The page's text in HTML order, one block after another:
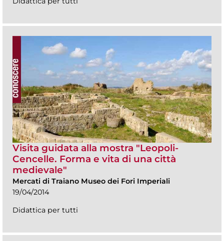
Visita guidata alla mostra "Leopoli-
Cencelle. Forma e vita di una città
medievale"
Mercati di Traiano Museo dei Fori Imperiali
19/04/2014
Didattica per tutti